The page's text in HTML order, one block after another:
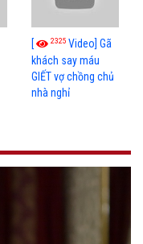
[ 2325 Video] Gã
khách say máu
GIẾT vợ chồng chủ
nhà nghỉ